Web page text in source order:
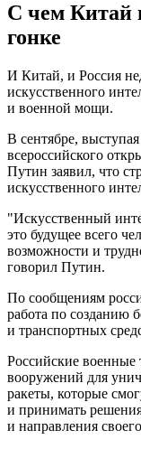
С чем Китай
гонке
И Китай, и Россия
искусственного
и военной мощи.
В сентябре,
всероссийского
Путин заявил, что
искусственного
"Искусственный
это будущее всего
возможности и
говорил Путин.
По сообщениям
работа по созданию
и транспортных
Российские военные
вооружений для
ракеты, которые
и принимать
и направления